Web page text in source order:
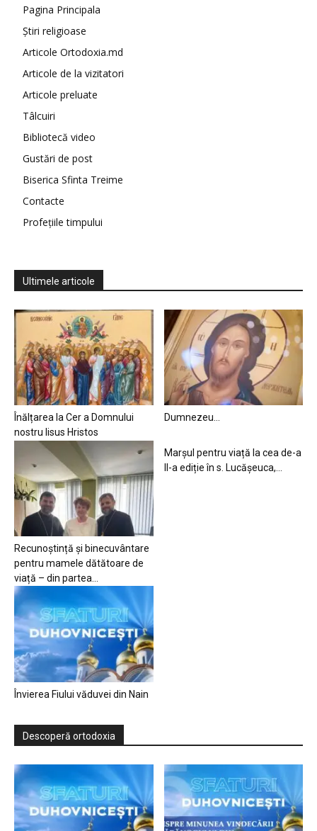
Pagina Principala
Știri religioase
Articole Ortodoxia.md
Articole de la vizitatori
Articole preluate
Tâlcuiri
Bibliotecă video
Gustări de post
Biserica Sfinta Treime
Contacte
Profețiile timpului
Ultimele articole
Înălțarea la Cer a Domnului
nostru Iisus Hristos
Dumnezeu…
Recunoștință și binecuvântare
pentru mamele dătătoare de
viață – din partea...
Marșul pentru viață la cea de-a
II-a ediție în s. Lucășeuca,...
Învierea Fiului văduvei din Nain
Descoperă ortodoxia